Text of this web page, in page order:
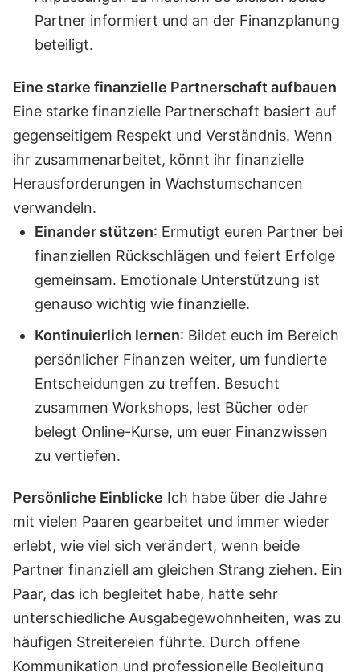
Partner informiert und an der Finanzplanung
beteiligt.
Eine starke finanzielle Partnerschaft aufbauen
Eine starke finanzielle Partnerschaft basiert auf
gegenseitigem Respekt und Verständnis. Wenn
ihr zusammenarbeitet, könnt ihr finanzielle
Herausforderungen in Wachstumschancen
verwandeln.
Einander stützen: Ermutigt euren Partner bei
finanziellen Rückschlägen und feiert Erfolge
gemeinsam. Emotionale Unterstützung ist
genauso wichtig wie finanzielle.
Kontinuierlich lernen: Bildet euch im Bereich
persönlicher Finanzen weiter, um fundierte
Entscheidungen zu treffen. Besucht
zusammen Workshops, lest Bücher oder
belegt Online-Kurse, um euer Finanzwissen
zu vertiefen.
Persönliche Einblicke Ich habe über die Jahre
mit vielen Paaren gearbeitet und immer wieder
erlebt, wie viel sich verändert, wenn beide
Partner finanziell am gleichen Strang ziehen. Ein
Paar, das ich begleitet habe, hatte sehr
unterschiedliche Ausgabegewohnheiten, was zu
häufigen Streitereien führte. Durch offene
Kommunikation und professionelle Begleitung